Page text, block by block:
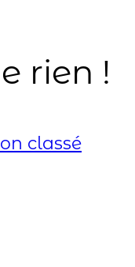
rien !
classé